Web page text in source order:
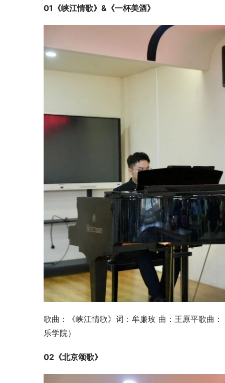
01 《峡江情歌》&《一杯美酒》
歌曲：《峡江情歌》词：牟廉玫 曲：王原平歌曲
乐学院）
02 《北京颂歌》